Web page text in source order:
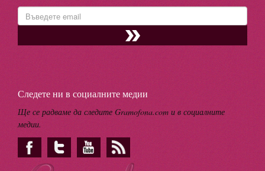
Следете ни в социалните медии
Ще се радваме да следите Gramofona.com и в социалните
медии.